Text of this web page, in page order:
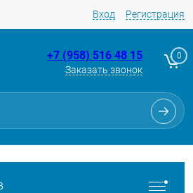
Вход Регистрация
+7 (958) 516 48 15
Заказать звонок
0